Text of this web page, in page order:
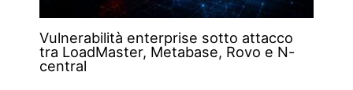
Vulnerabilità enterprise sotto attacco
tra LoadMaster, Metabase, Rovo e N-
central